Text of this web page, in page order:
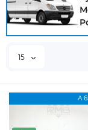
15
А